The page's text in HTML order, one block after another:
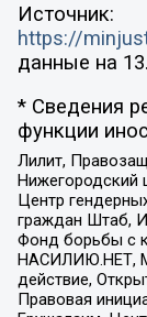
Источник:
https://
данные на
* Сведения
функции
Лилит,
Нижегородский
Центр
граждан Штаб,
Фонд борьбы с
НАСИЛИЮ.НЕТ,
действие,
Правовая